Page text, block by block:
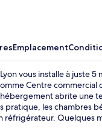
Emplacement
vous installe à juste
Centre commercial
abrite une
pratique, les chambres
réfrigérateur. Quelques